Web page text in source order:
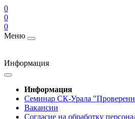
0
0
0
Меню
Информация
Информация
Cеминар СК-Урала
Вакансии
Согласие на обработку